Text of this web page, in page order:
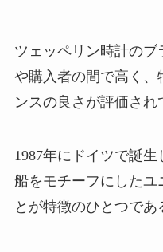
ツェッペリン時計の
や購入者の間で高く、
ンスの良さが評価され
1987年にドイツで誕
船をモチーフにしたユ
とが特徴のひとつであ